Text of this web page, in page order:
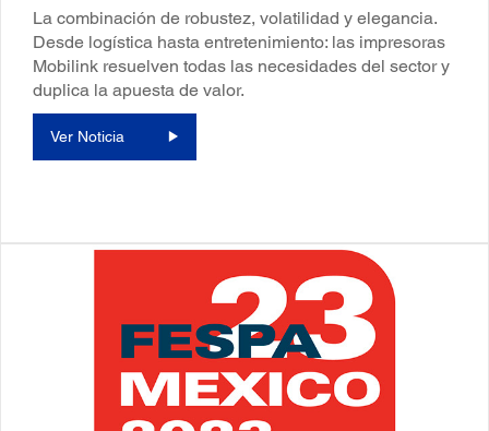
La combinación de robustez, volatilidad y elegancia.
Desde logística hasta entretenimiento: las impresoras
Mobilink resuelven todas las necesidades del sector y
duplica la apuesta de valor.
Ver Noticia